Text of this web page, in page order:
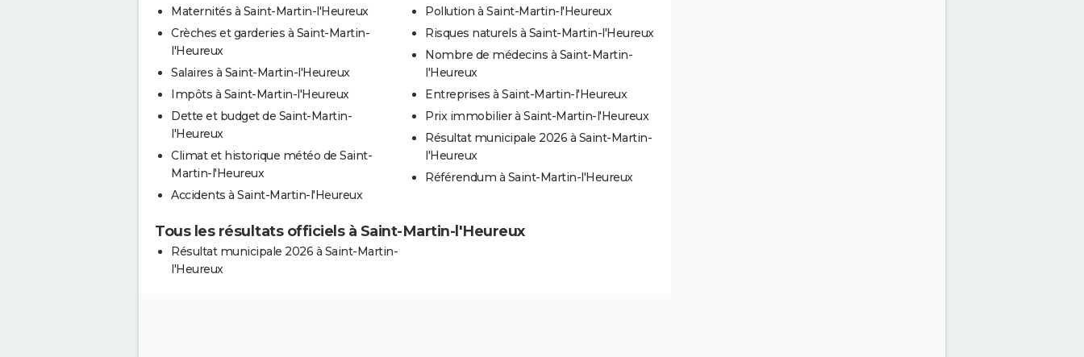
Maternités à Saint-Martin-l'Heureux
Crèches et garderies à Saint-Martin-
l'Heureux
Salaires à Saint-Martin-l'Heureux
Impôts à Saint-Martin-l'Heureux
Dette et budget de Saint-Martin-
l'Heureux
Climat et historique météo de Saint-
Martin-l'Heureux
Accidents à Saint-Martin-l'Heureux
Pollution à Saint-Martin-l'Heureux
Risques naturels à Saint-Martin-l'Heureux
Nombre de médecins à Saint-Martin-
l'Heureux
Entreprises à Saint-Martin-l'Heureux
Prix immobilier à Saint-Martin-l'Heureux
Résultat municipale 2026 à Saint-Martin-
l'Heureux
Référendum à Saint-Martin-l'Heureux
Tous les résultats officiels à Saint-Martin-l'Heureux
Résultat municipale 2026 à Saint-Martin-
l'Heureux